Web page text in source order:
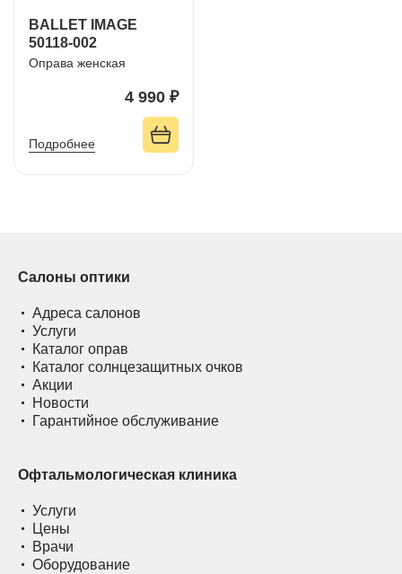
BALLET IMAGE
50118-002
Оправа женская
4 990 ₽
Подробнее
Салоны оптики
Адреса салонов
Услуги
Каталог оправ
Каталог солнцезащитных очков
Акции
Новости
Гарантийное обслуживание
Офтальмологическая клиника
Услуги
Цены
Врачи
Оборудование